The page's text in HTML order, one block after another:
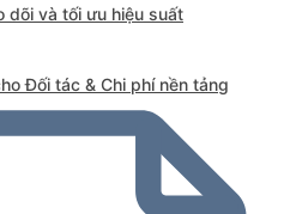
dõi và tối ưu hiệu suất
Đối tác & Chi phí nền tảng